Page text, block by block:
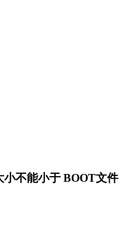
不能小于 BOOT文件